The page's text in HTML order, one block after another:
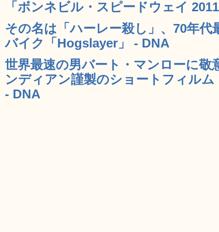
「ボンネビル・スピードウェイ
その名は「ハーレー殺し」、70年
バイク「Hogslayer」 - DNA
世界最速の男バート・マンローに敬
ンディアン謹製のショートフィル
- DNA